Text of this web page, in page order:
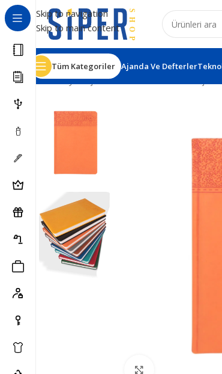
Skip to navigation
Skip to main content
Tüm Kategoriler Ajanda Ve Defterler
Ana Sayfa Ajanda ve Defterler